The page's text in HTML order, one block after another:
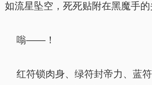
如流星坠空，死死贴附在黑魔手的
嗡——！
红符锁肉身、绿符封帝力、蓝